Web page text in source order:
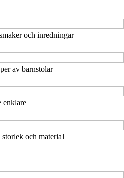
och inredningar
av barnstolar
enklare
och material